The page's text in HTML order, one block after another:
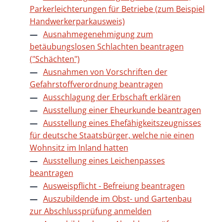
Parkerleichterungen für Betriebe (zum Beispiel
Handwerkerparkausweis)
Ausnahmegenehmigung zum
betäubungslosen Schlachten beantragen
("Schächten")
Ausnahmen von Vorschriften der
Gefahrstoffverordnung beantragen
Ausschlagung der Erbschaft erklären
Ausstellung einer Eheurkunde beantragen
Ausstellung eines Ehefähigkeitszeugnisses
für deutsche Staatsbürger, welche nie einen
Wohnsitz im Inland hatten
Ausstellung eines Leichenpasses
beantragen
Ausweispflicht - Befreiung beantragen
Auszubildende im Obst- und Gartenbau
zur Abschlussprüfung anmelden